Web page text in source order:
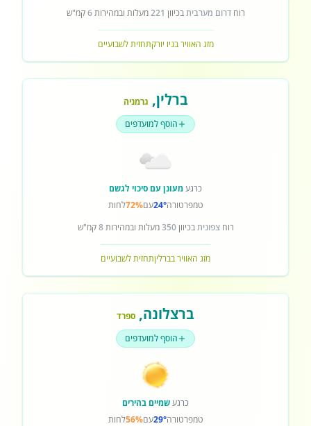
רוחדרום מערביתבכיוון 221מעלות ובמהירות6קמ"ש
מזג האוויר בניו יורקתחזית לשבועיים
ברלין, גרמניה
הוסף למועדפים
כרגעמעונן עם סיכוי לגשם
טמפרטורה24°עם72%לחות
רוחצפוניתבכיוון350מעלות ובמהירות8קמ"ש
מזג האוויר בברליןתחזית לשבועיים
ברצלונה, ספרד
הוסף למועדפים
כרגעשמיים בהירים
טמפרטורה29°עם56%לחות